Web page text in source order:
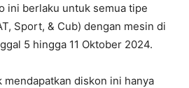
ini berlaku untuk semua tipe
Sport, & Cub) dengan mesin di
5 hingga 11 Oktober 2024.
mendapatkan diskon ini hanya